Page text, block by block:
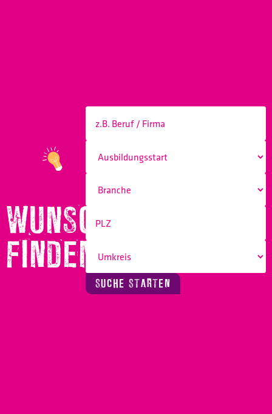
WUNSCHBERUF
FINDEN!
SUCHE STARTEN